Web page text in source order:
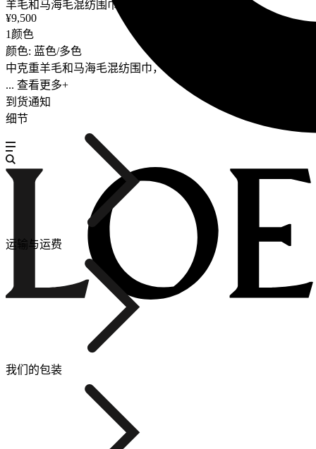
羊毛和马海毛混纺围巾
¥9,500
1颜色
颜色: 蓝色/多色
中克重羊毛和马海毛混纺围巾，饰有 Futurist Cat 和嵌花图案
... 查看更多+
到货通知
细节
运输与运费
我们的包装